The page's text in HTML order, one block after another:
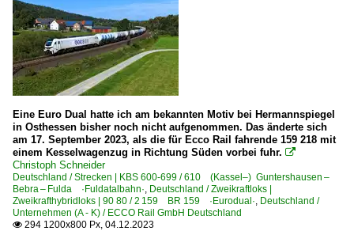
Eine Euro Dual hatte ich am bekannten Motiv bei Hermannspiegel
in Osthessen bisher noch nicht aufgenommen. Das änderte sich
am 17. September 2023, als die für Ecco Rail fahrende 159 218 mit
einem Kesselwagenzug in Richtung Süden vorbei fuhr. 
Christoph Schneider
Deutschland / Strecken | KBS 600-699 / 610 (Kassel–) Guntershausen –
Bebra – Fulda ·Fuldatalbahn·, Deutschland / Zweikraftloks |
Zweikrafthybridloks | 90 80 / 2 159 BR 159 ·Eurodual·, Deutschland /
Unternehmen (A - K) / ECCO Rail GmbH Deutschland
 294 1200x800 Px, 04.12.2023